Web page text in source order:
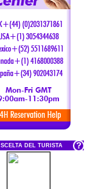
SCELTA DEL TURISTA